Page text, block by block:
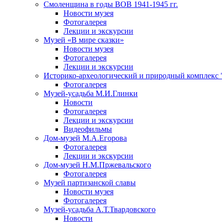
Смоленщина в годы ВОВ 1941-1945 гг.
Новости музея
Фотогалерея
Лекции и экскурсии
Музей «В мире сказки»
Новости музея
Фотогалерея
Лекции и экскурсии
Историко-археологический и природный комплекс
Фотогалерея
Музей-усадьба М.И.Глинки
Новости
Фотогалерея
Лекции и экскурсии
Видеофильмы
Дом-музей М.А.Егорова
Фотогалерея
Лекции и экскурсии
Дом-музей Н.М.Пржевальского
Фотогалерея
Музей партизанской славы
Новости музея
Фотогалерея
Музей-усадьба А.Т.Твардовского
Новости